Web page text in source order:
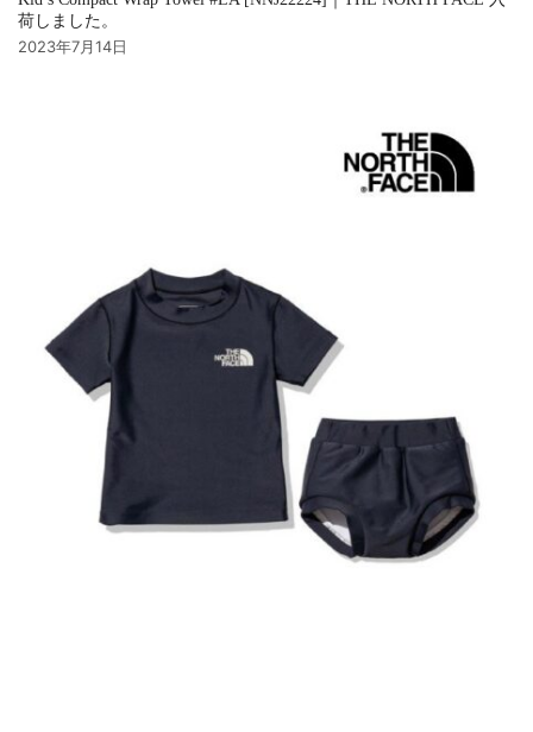
荷しました。
2023年7月14日